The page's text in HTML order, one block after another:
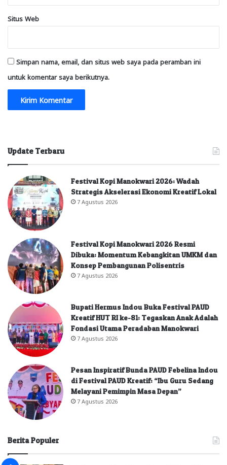
Situs Web
Simpan nama, email, dan situs web saya pada peramban ini
untuk komentar saya berikutnya.
Update Terbaru
Festival Kopi Manokwari 2026: Wadah
Strategis Akselerasi Ekonomi Kreatif Lokal
7 Agustus 2026
Festival Kopi Manokwari 2026 Resmi
Dibuka: Momentum Kebangkitan UMKM dan
Konsep Pembangunan Polisentris
7 Agustus 2026
Bupati Hermus Indou Buka Festival PAUD
Kreatif HUT RI ke-81: Tegaskan Anak Adalah
Fondasi Utama Peradaban Manokwari
7 Agustus 2026
Pesan Inspiratif Bunda PAUD Febelina Indou
di Festival PAUD Kreatif: “Ibu Guru Sedang
Melayani Pemimpin Masa Depan”
7 Agustus 2026
Berita Populer